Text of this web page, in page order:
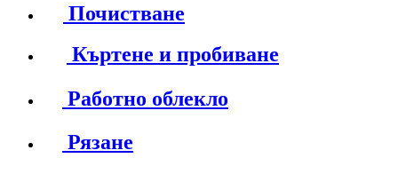
Почистване
Къртене и пробиване
Работно облекло
Рязане